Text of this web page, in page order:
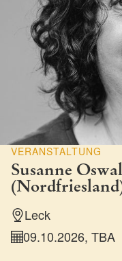
VERANSTALTUNG
Susanne
Leck
09.10.2026, TBA